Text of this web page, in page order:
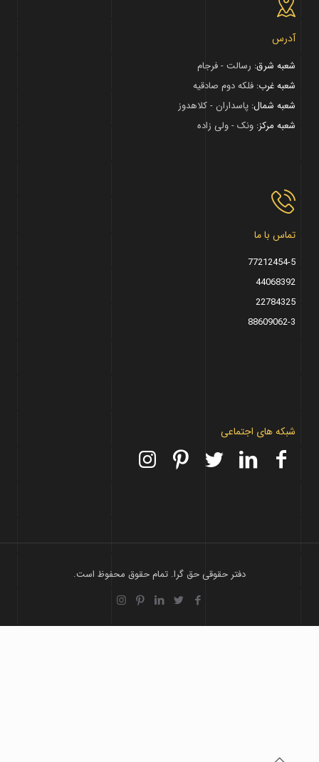
آدرس
شعبه شرق: رسالت - فرجام
شعبه غرب: فلکه دوم صادقیه
شعبه شمال: پاسداران - کلاهدوز
شعبه مرکز: ونک - ولی زاده
تماس با ما
77212454-5
44068392
22784325
88609062-3
شبکه های اجتماعی
دفتر حقوقی حق گرا. تمام حقوق محفوظ است.